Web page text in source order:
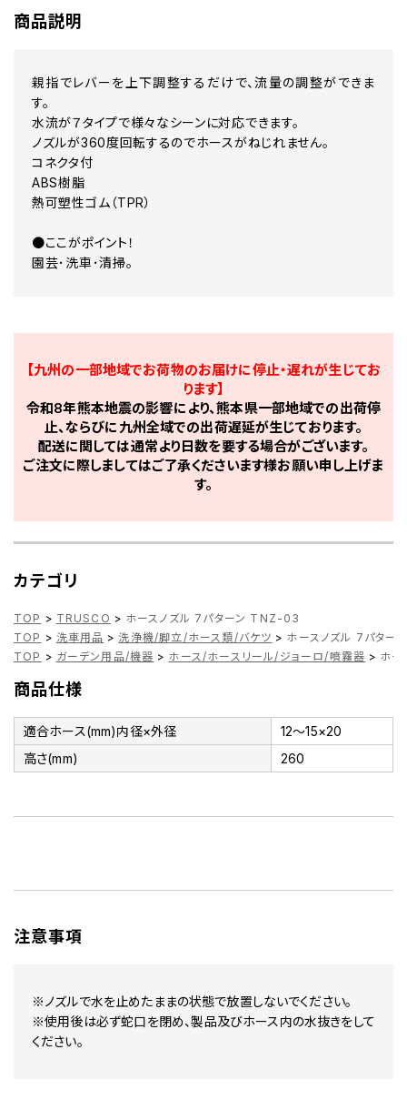
商品説明
親指でレバーを上下調整するだけで、流量の調整ができま
す。
水流が７タイプで様々なシーンに対応できます。
ノズルが360度回転するのでホースがねじれません。
コネクタ付
ABS樹脂
熱可塑性ゴム（TPR）
●ここがポイント！
園芸･洗車･清掃。
【九州の一部地域でお荷物のお届けに停止・遅れが生じてお
ります】
令和8年熊本地震の影響により、熊本県一部地域での出荷停
止、ならびに九州全域での出荷遅延が生じております。
配送に関しては通常より日数を要する場合がございます。
ご注文に際しましてはご了承くださいます様お願い申し上げま
す。
カテゴリ
TOP > TRUSCO > ホースノズル 7パターン TNZ-03
TOP > 洗車用品 > 洗浄機/脚立/ホース類/バケツ > ホースノズル 7パタ
TOP > ガーデン用品/機器 > ホース/ホースリール/ジョーロ/噴霧器 > ホ
商品仕様
適合ホース(mm)内径×外径
12～15×20
高さ(mm)
260
注意事項
※ノズルで水を止めたままの状態で放置しないでください。
※使用後は必ず蛇口を閉め、製品及びホース内の水抜きをして
ください。